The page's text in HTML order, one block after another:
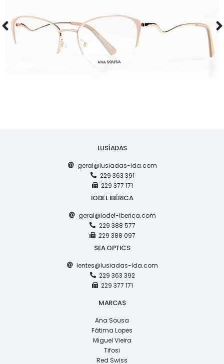
AS1126
LUSÍADAS
geral@lusiadas-lda.com
229 363 391
229 377 171
IODEL IBÉRICA
geral@iodel-iberica.com
229 388 577
229 388 097
SEA OPTICS
lentes@lusiadas-lda.com
229 363 392
229 377 171
MARCAS
Ana Sousa
Fátima Lopes
Miguel Vieira
Tifosi
Red Swiss